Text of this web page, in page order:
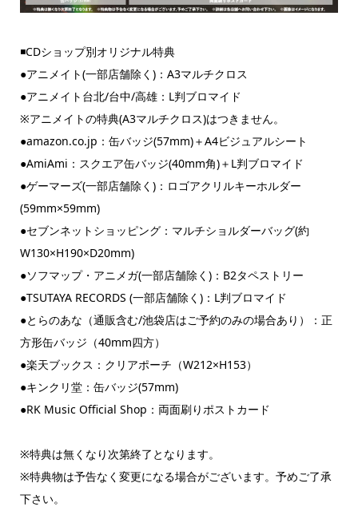
◾️CDショップ別オリジナル特典
●アニメイト(一部店舗除く)：A3マルチクロス
●アニメイト台北/台中/高雄：L判ブロマイド
※アニメイトの特典(A3マルチクロス)はつきません。
●amazon.co.jp：缶バッジ(57mm)＋A4ビジュアルシート
●AmiAmi：スクエア缶バッジ(40mm角)＋L判ブロマイド
●ゲーマーズ(一部店舗除く)：ロゴアクリルキーホルダー
(59mm×59mm)
●セブンネットショッピング：マルチショルダーバッグ(約
W130×H190×D20mm)
●ソフマップ・アニメガ(一部店舗除く)：B2タペストリー
●TSUTAYA RECORDS (一部店舗除く)：L判ブロマイド
●とらのあな（通販含む/池袋店はご予約のみの場合あり）：正
方形缶バッジ（40mm四方）
●楽天ブックス：クリアポーチ（W212×H153）
●キンクリ堂：缶バッジ(57mm)
●RK Music Official Shop：両面刷りポストカード
※特典は無くなり次第終了となります。
※特典物は予告なく変更になる場合がございます。予めご了承
下さい。